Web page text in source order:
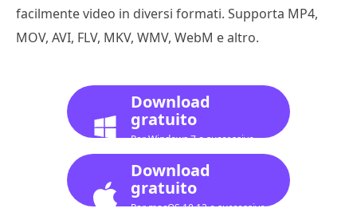
facilmente video in diversi formati. Supporta MP4,
MOV, AVI, FLV, MKV, WMV, WebM e altro.
Download
gratuito
Per Windows 7 o successivo
Download
gratuito
Per macOS 10.12 o successivo